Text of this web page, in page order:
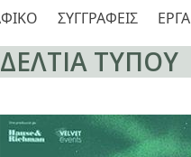
ΣΥΓΓΡΑΦΕΙΣ ΕΡΓΑ
ΔΕΛΤΙΑ ΤΥΠΟΥ